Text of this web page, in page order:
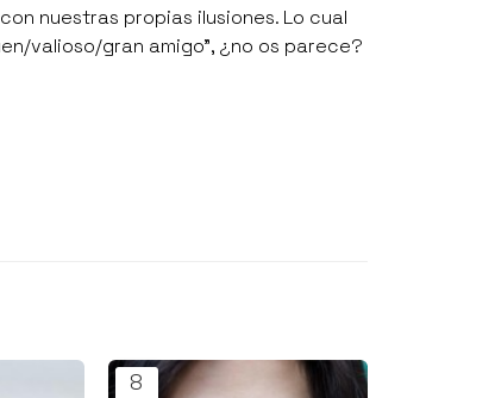
nuestras propias ilusiones. Lo cual
valioso/gran amigo”, ¿no os parece?
8